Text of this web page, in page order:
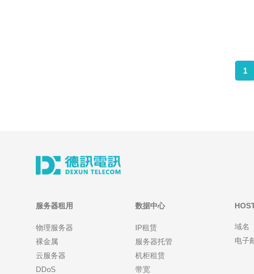
1
服务器租用
物理服务器
裸金属
云服务器
DDoS
数据中心
IP租赁
服务器托管
机柜租赁
带宽
域名
电子